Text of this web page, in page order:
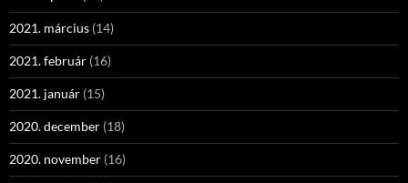
2021. március (14)
2021. február (16)
2021. január (15)
2020. december (18)
2020. november (16)